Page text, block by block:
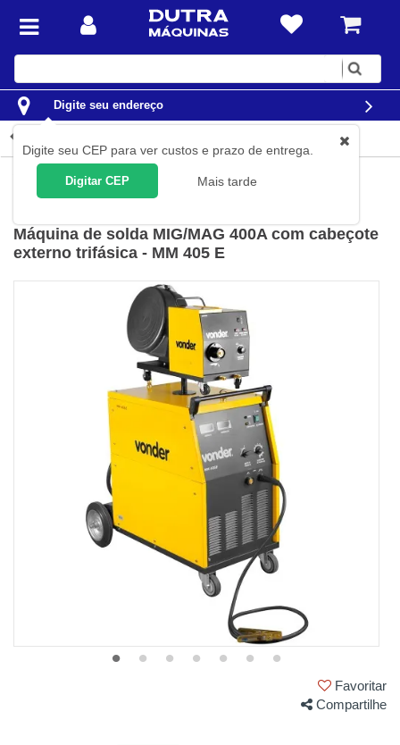
Digite
Digite seu endereço
Digite seu CEP para ver custos e prazo de entrega.
Digitar CEP Mais tarde
Solda Máquinas de Solda
Máquina de solda MIG/MAG 400A com cabeçote
externo trifásica - MM 405 E
Favoritar
Compartilhe